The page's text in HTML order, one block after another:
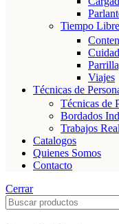
Tiempo Libre
Viajes
Técnicas de
Técnicas de
Bordados
Trabajos
Catalogos
Quienes Somos
Contacto
Cerrar